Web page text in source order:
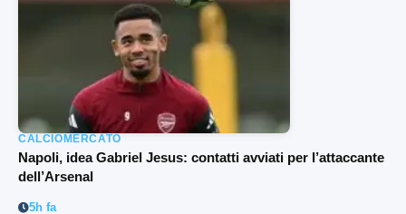
CALCIOMERCATO
Napoli, idea Gabriel Jesus: contatti avviati per l’attaccante
dell’Arsenal
5h fa